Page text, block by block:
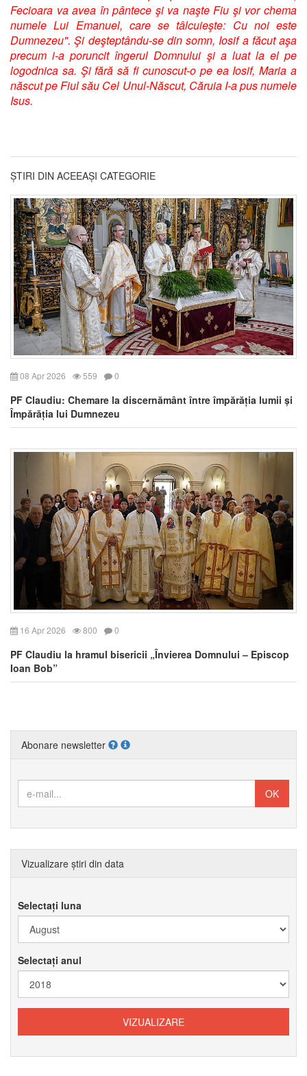
Fecioara va avea în pântece şi va naşte Fiu şi vor chema
numele Lui Emanuel, care se tâlcuieşte: Cu noi este
Dumnezeu". Şi deşteptându-se din somn, Iosif a făcut aşa
precum i-a poruncit îngerul Domnului şi a luat la el pe
logodnica sa. Şi fără să fi cunoscut-o pe ea Iosif, Maria a
născut pe Fiul său Cel Unul-Născut, Căruia I-a pus numele
Isus.
ȘTIRI DIN ACEEAȘI CATEGORIE
08 Apr 2026 559 0
PF Claudiu: Chemare la discernământ între împărăția lumii și
Împărăția lui Dumnezeu
16 Apr 2026 800 0
PF Claudiu la hramul bisericii „Învierea Domnului – Episcop
Ioan Bob”
Abonare newsletter
Vizualizare știri din data
Selectați luna
Selectați anul